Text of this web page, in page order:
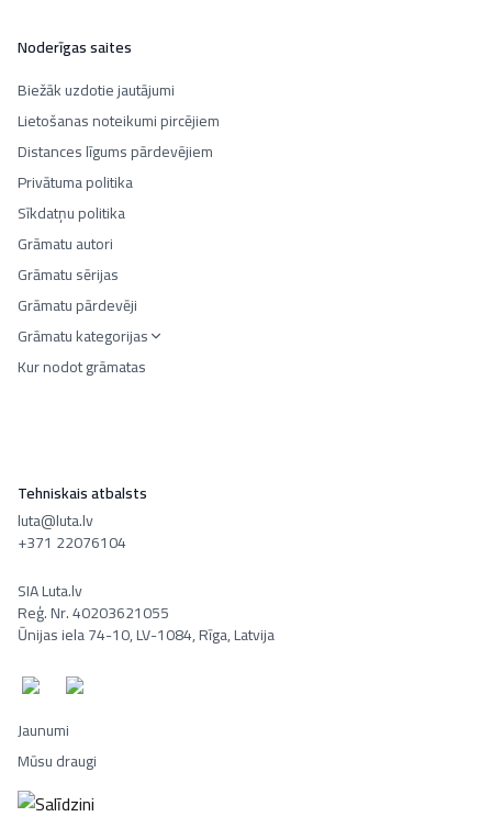
Noderīgas saites
Biežāk uzdotie jautājumi
Lietošanas noteikumi pircējiem
Distances līgums pārdevējiem
Privātuma politika
Sīkdatņu politika
Grāmatu autori
Grāmatu sērijas
Grāmatu pārdevēji
Grāmatu kategorijas
Kur nodot grāmatas
Tehniskais atbalsts
luta@luta.lv
+371 22076104
SIA Luta.lv
Reģ. Nr. 40203621055
Ūnijas iela 74-10, LV-1084, Rīga, Latvija
Jaunumi
Mūsu draugi